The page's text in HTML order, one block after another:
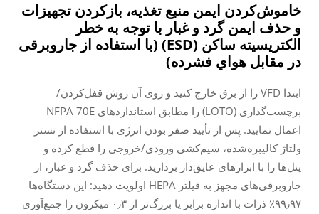
خاموش‌کردن ایمن منبع تغذیه، بازکردن تجهیزات
و حذف ایمن گرد و غبار با توجه به خطر
الکتریسیته ساکن (ESD) (با استفاده از جاروبرقی
در مقابل هواي فشرده)
ابتدا VFD را از برق خارج کنید و روی آن روش قفل‌کردن/
برچسب‌گذاری (LOTO) را مطابق استانداردهای NFPA 70E
اعمال نمایید. پس از تأیید صفر بودن انرژی با استفاده از تستر
ولتاژ کالیبره‌شده، سیم‌کشی ورودی/خروجی را قطع کرده و
پنل‌ها را با ابزارهای عایق‌دار بردارید. برای حذف گرد و غبار، از
جاروبرقی‌های مجهز به فیلتر HEPA اولویت دهید: این دستگاه‌ها
۹۹٫۹۷٪ ذرات با اندازه برابر یا بزرگ‌تر از ۰٫۳ میکرون را جمع‌آوری